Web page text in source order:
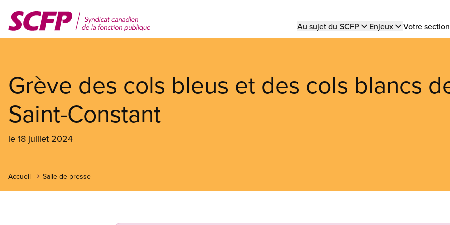
contenu
Main
Au sujet du SCFP Enjeux Votre
Grève des cols bleus et des cols blancs
Saint-Constant
le 18 juillet 2024
Accueil Salle de presse